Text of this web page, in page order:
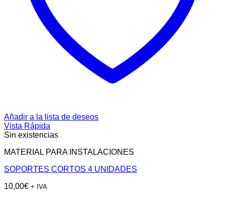
Añadir a la lista de deseos
Vista Rápida
Sin existencias
MATERIAL PARA INSTALACIONES
SOPORTES CORTOS 4 UNIDADES
10,00€ + IVA